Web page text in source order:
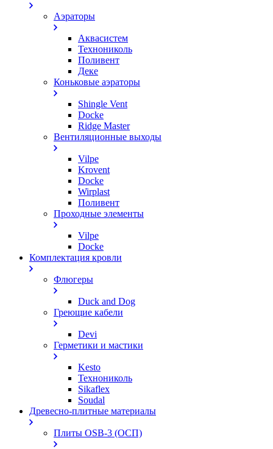
Аэраторы
Аквасистем
Технониколь
Поливент
Деке
Коньковые аэраторы
Shingle Vent
Docke
Ridge Master
Вентиляционные выходы
Vilpe
Krovent
Docke
Wirplast
Поливент
Проходные элементы
Vilpe
Docke
Комплектация кровли
Флюгеры
Duck and Dog
Греющие кабели
Devi
Герметики и мастики
Kesto
Технониколь
Sikaflex
Soudal
Древесно-плитные материалы
Плиты OSB-3 (ОСП)